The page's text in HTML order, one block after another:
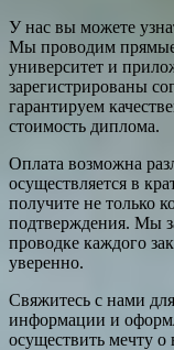
У нас вы можете
Мы проводим прямые
университет и
зарегистрированы
гарантируем
стоимость диплома.
Оплата возможна
осуществляется в
получите не только
подтверждения. Мы
проводке каждого
уверенно.
Свяжитесь с нами
информации и
осуществить мечту